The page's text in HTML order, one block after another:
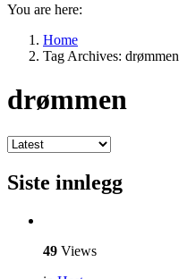
You are here:
Home
Tag Archives: drømmen
drømmen
Siste innlegg
49 Views